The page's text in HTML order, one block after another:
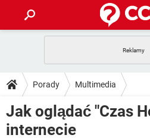
GRY
SPOTIFY
INSTAGRAM
PORADY
PlayStation
GRY
DO POBRANIA
ANDROID
Porady Multimedia
Jak oglądać "Czas
internecie